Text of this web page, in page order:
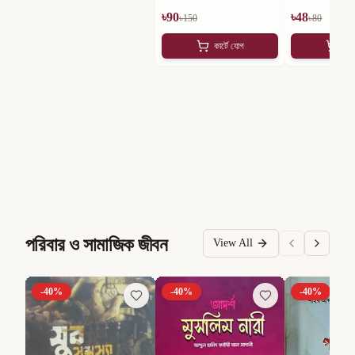
৳90৳150
কার্টে যোগ
৳48৳80
পরিবার ও সামাজিক জীবন View All
-40% -40% -40%